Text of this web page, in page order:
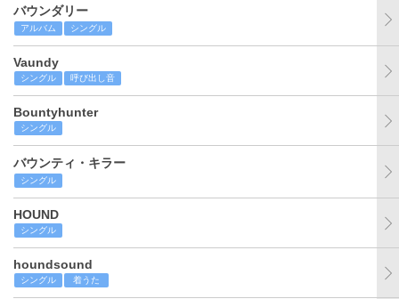
バウンダリー
アルバム シングル
Vaundy
シングル 呼び出し音
Bountyhunter
シングル
バウンティ・キラー
シングル
HOUND
シングル
houndsound
シングル 着うた